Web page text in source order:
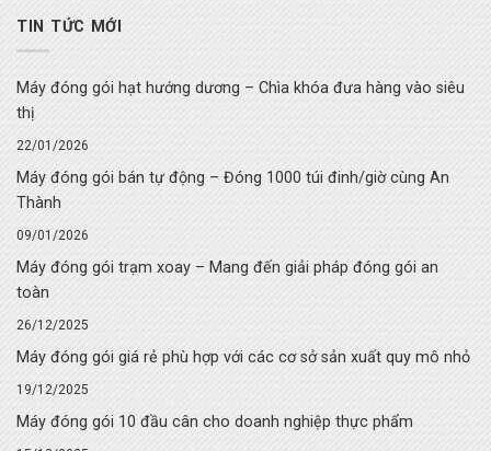
TIN TỨC MỚI
Máy đóng gói hạt hướng dương – Chìa khóa đưa hàng vào siêu
thị
22/01/2026
Máy đóng gói bán tự động – Đóng 1000 túi đinh/giờ cùng An
Thành
09/01/2026
Máy đóng gói trạm xoay – Mang đến giải pháp đóng gói an
toàn
26/12/2025
Máy đóng gói giá rẻ phù hợp với các cơ sở sản xuất quy mô nhỏ
19/12/2025
Máy đóng gói 10 đầu cân cho doanh nghiệp thực phẩm